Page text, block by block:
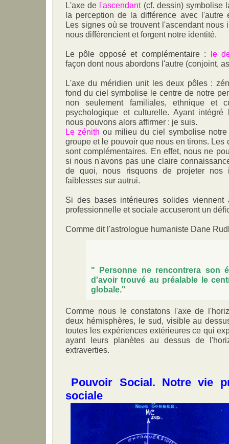
L'axe de l'ascendant (cf. dessin) symbolise
la perception de la différence avec l'autre
Les signes où se trouvent l'ascendant nous
nous différencient et forgent notre identité.
Le pôle opposé et complémentaire : le
façon dont nous abordons l'autre (conjoint,
L'axe du méridien unit les deux pôles :
fond du ciel symbolise le centre de notre
non seulement familiales, ethnique et
psychologique et culturelle. Ayant intégré
nous pouvons alors affirmer : je suis.
Le zénith ou milieu du ciel symbolise
groupe et le pouvoir que nous en tirons. Les
sont complémentaires. En effet, nous ne
si nous n'avons pas une claire
de quoi, nous risquons de projeter nos
faiblesses sur autrui.
Si des bases intérieures solides
professionnelle et sociale accuseront un
Comme dit l'astrologue humaniste Dane
" Personne ne rencontrera son
d'avoir trouvé au préalable le
globale."
Comme nous le constatons l'axe de
deux hémisphères, le sud, visible au
toutes les expériences extérieures ce qui
ayant leurs planètes au dessus de
extraverties.
Pouvoir Social. Notre vie
sociale